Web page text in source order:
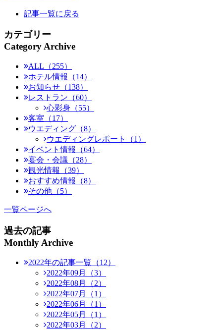
記事一覧に戻る
カテゴリー
Category Archive
ALL（255）
ホテル情報（14）
お知らせ（138）
レストラン（60）
心彩身（55）
客室（17）
ウエディング（8）
ウエディングレポート（1）
イベント情報（64）
宴会・会議（28）
観光情報（39）
おすすめ情報（8）
その他（5）
一覧ページへ
過去の記事
Monthly Archive
2022年の記事一覧（12）
2022年09月（3）
2022年08月（2）
2022年07月（1）
2022年06月（1）
2022年05月（1）
2022年03月（2）